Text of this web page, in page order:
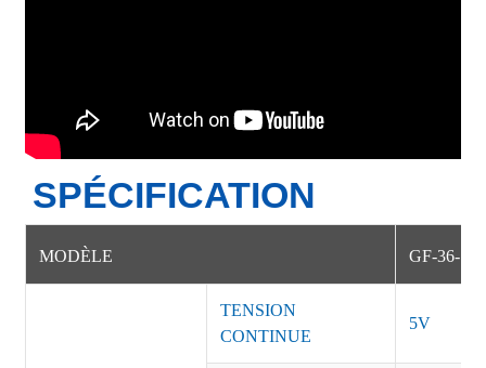
SPÉCIFICATION
MODÈLE GF-36-
TENSION
CONTINUE
5V